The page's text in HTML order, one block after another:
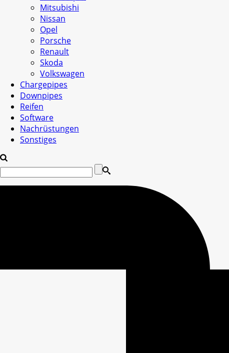
Mitsubishi
Nissan
Opel
Porsche
Renault
Skoda
Volkswagen
Chargepipes
Downpipes
Reifen
Software
Nachrüstungen
Sonstiges